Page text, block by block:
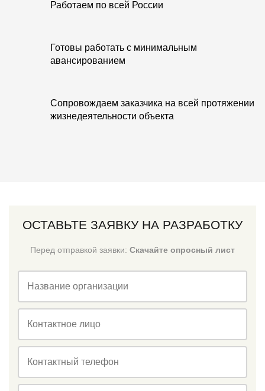
Работаем по всей России
Готовы работать с минимальным
авансированием
Сопровождаем заказчика на всей протяжении
жизнедеятельности объекта
ОСТАВЬТЕ ЗАЯВКУ НА РАЗРАБОТКУ
Перед отправкой заявки: Скачайте опросный лист
Название организации
Контактное лицо
Контактный телефон